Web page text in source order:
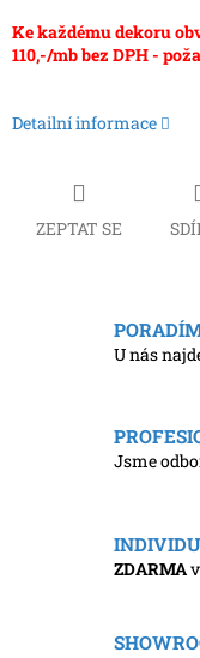
Ke každému dekoru
110,-/mb bez DPH -
Detailní informace
ZEPTAT SE
U nás
Jsme
ZDARMA